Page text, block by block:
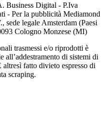
Business Digital - P.Iva
- Per la pubblicità Mediamond
legale Amsterdam (Paesi
Cologno Monzese (MI)
trasmessi e/o riprodotti è
di sistemi di
fatto divieto espresso di
scraping.